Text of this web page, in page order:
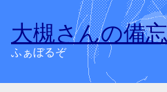
大槻さんの備
ふぁぼるぞ